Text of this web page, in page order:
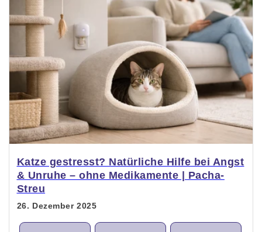
Katze gestresst? Natürliche Hilfe bei Angst
& Unruhe – ohne Medikamente | Pacha-
Streu
26. Dezember 2025